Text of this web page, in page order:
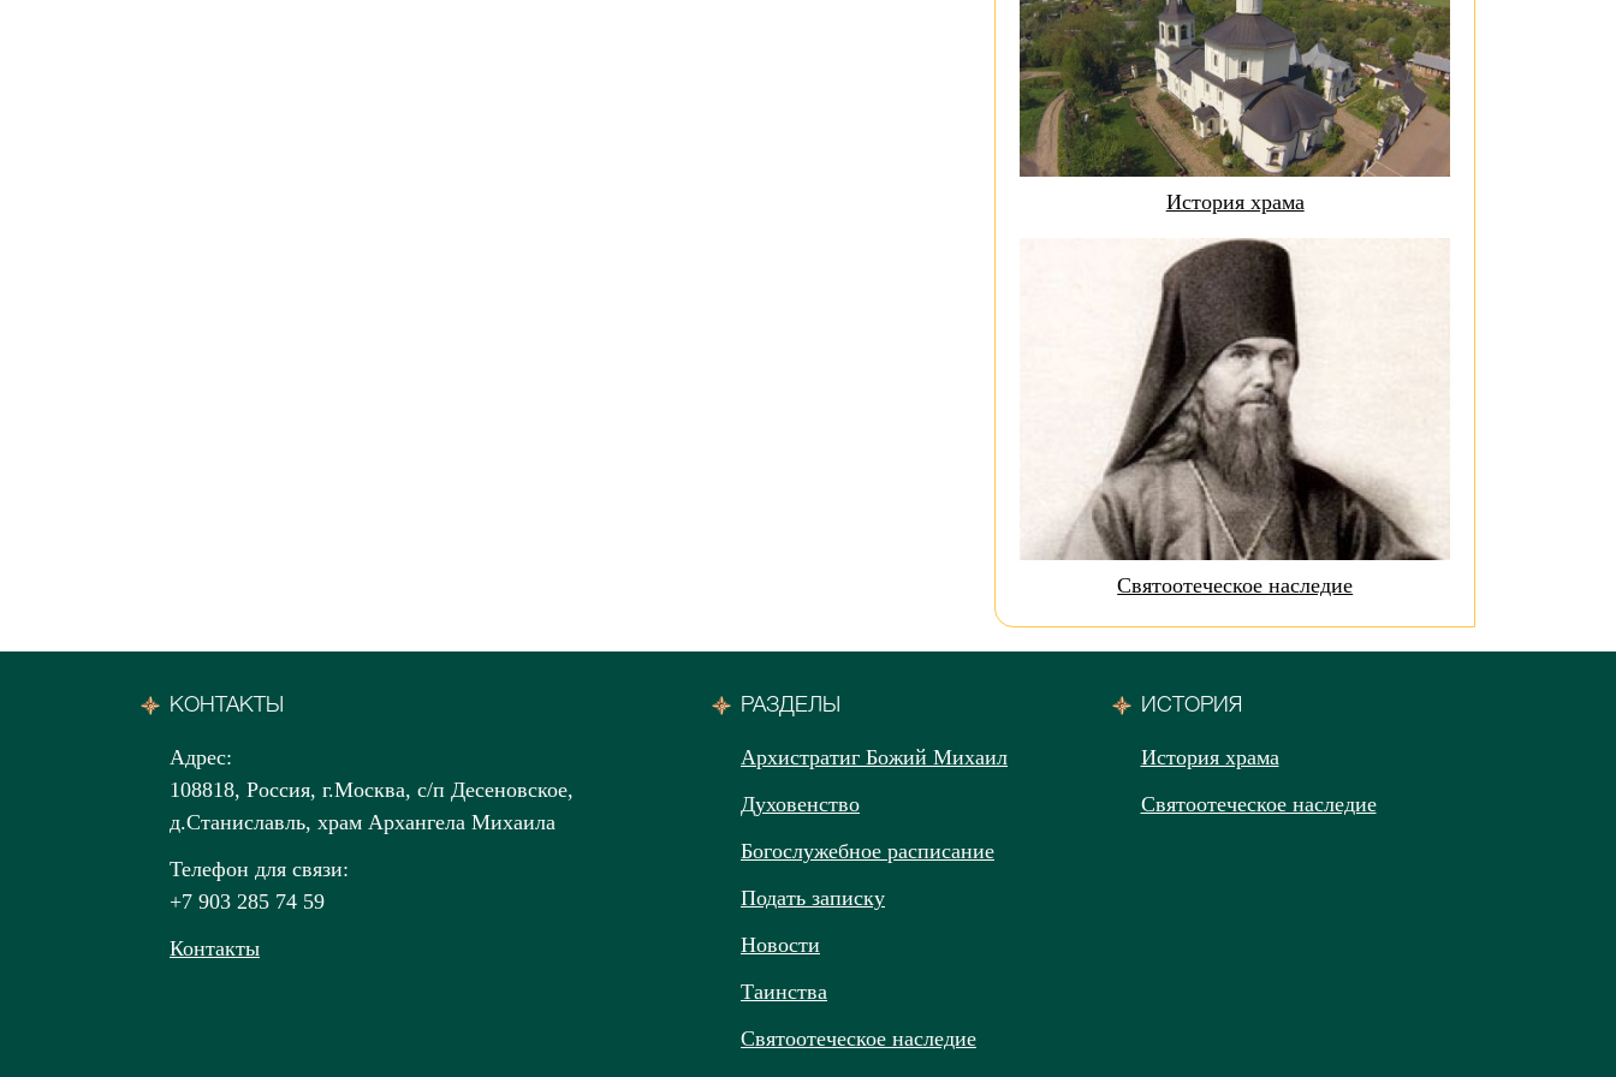
История храма
Святоотеческое наследие
КОНТАКТЫ
Адрес:
108818, Россия, г.Москва, с/п Десеновское,
д.Станиславль, храм Архангела Михаила
Телефон для связи:
+7 903 285 74 59
Контакты
РАЗДЕЛЫ
Архистратиг Божий Михаил
Духовенство
Богослужебное расписание
Подать записку
Новости
Таинства
Святоотеческое наследие
ИСТОРИЯ
История храма
Святоотеческое наследие